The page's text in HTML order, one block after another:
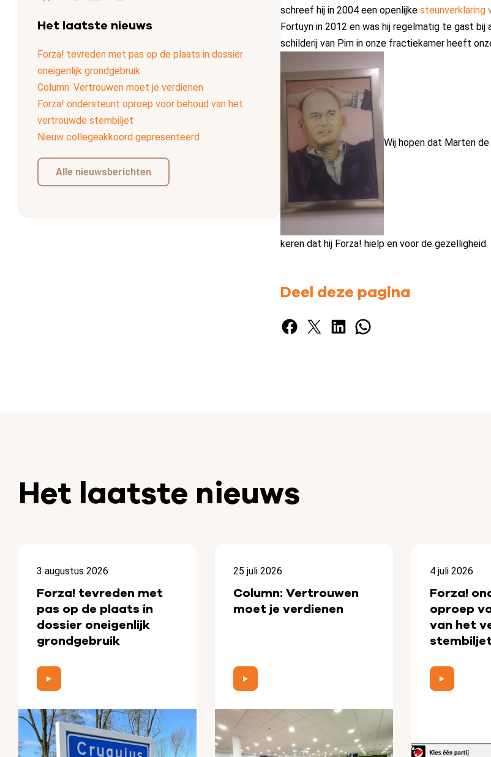
Het laatste nieuws
Forza! tevreden met pas op de plaats in dossier
oneigenlijk grondgebruik
Column: Vertrouwen moet je verdienen
Forza! ondersteunt oproep voor behoud van het
vertrouwde stembiljet
Nieuw collegeakkoord gepresenteerd
Alle nieuwsberichten
schreef hij in 2004 een openlijke steunverklaring
Fortuyn in 2012 en was hij regelmatig te gast
schilderij van Pim in onze fractiekamer heeft
Wij hopen dat Marten
keren dat hij Forza! hielp en voor de
Deel deze pagina
Facebook X LinkedIn WhatsApp
Het laatste nieuws
3 augustus 2026
Forza! tevreden met
pas op de plaats in
dossier oneigenlijk
grondgebruik
25 juli 2026
Column: Vertrouwen
moet je verdienen
4 juli 2026
Forza!
oproep
van het